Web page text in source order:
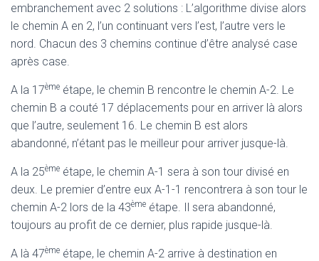
embranchement avec 2 solutions : L’algorithme divise alors
le chemin A en 2, l’un continuant vers l’est, l’autre vers le
nord. Chacun des 3 chemins continue d’être analysé case
après case.
A la 17ème étape, le chemin B rencontre le chemin A-2. Le
chemin B a couté 17 déplacements pour en arriver là alors
que l’autre, seulement 16. Le chemin B est alors
abandonné, n’étant pas le meilleur pour arriver jusque-là.
A la 25ème étape, le chemin A-1 sera à son tour divisé en
deux. Le premier d’entre eux A-1-1 rencontrera à son tour le
chemin A-2 lors de la 43ème étape. Il sera abandonné,
toujours au profit de ce dernier, plus rapide jusque-là.
A là 47ème étape, le chemin A-2 arrive à destination en